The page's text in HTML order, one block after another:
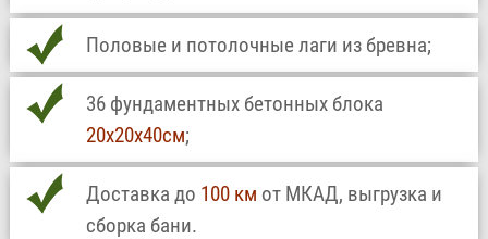
Половые и потолочные лаги из бревна;
36 фундаментных бетонных блока
20х20х40см;
Доставка до 100 км от МКАД, выгрузка и
сборка бани.